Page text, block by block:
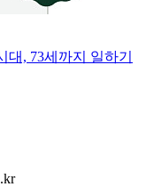
대, 73세까지 일하기